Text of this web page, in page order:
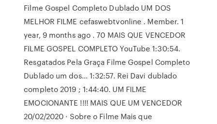
Filme Gospel Completo Dublado UM DOS
MELHOR FILME cefaswebtvonline . Member. 1
year, 9 months ago . 70 MAIS QUE VENCEDOR
FILME GOSPEL COMPLETO YouTube 1:30:54.
Resgatados Pela Graça Filme Gospel Completo
Dublado um dos… 1:32:57. Rei Davi dublado
completo 2019 ; 1:44:40. UM FILME
EMOCIONANTE !!!! MAIS QUE UM VENCEDOR
20/02/2020 · Sobre o Filme Mais que